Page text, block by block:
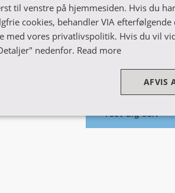
ud af, hvor meget du allerede ved
kan læse til ergoterapeut (delvist)
spørgsmål, og find ud af, om
Test dig selv
til venstre på hjemmesiden. Hvis du
cookies, behandler VIA
med vores privatlivspolitik. Hvis du vil
nedenfor. Read more
AFVIS
Performance